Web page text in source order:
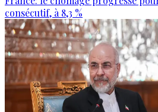
consécutif, à 8,3 %